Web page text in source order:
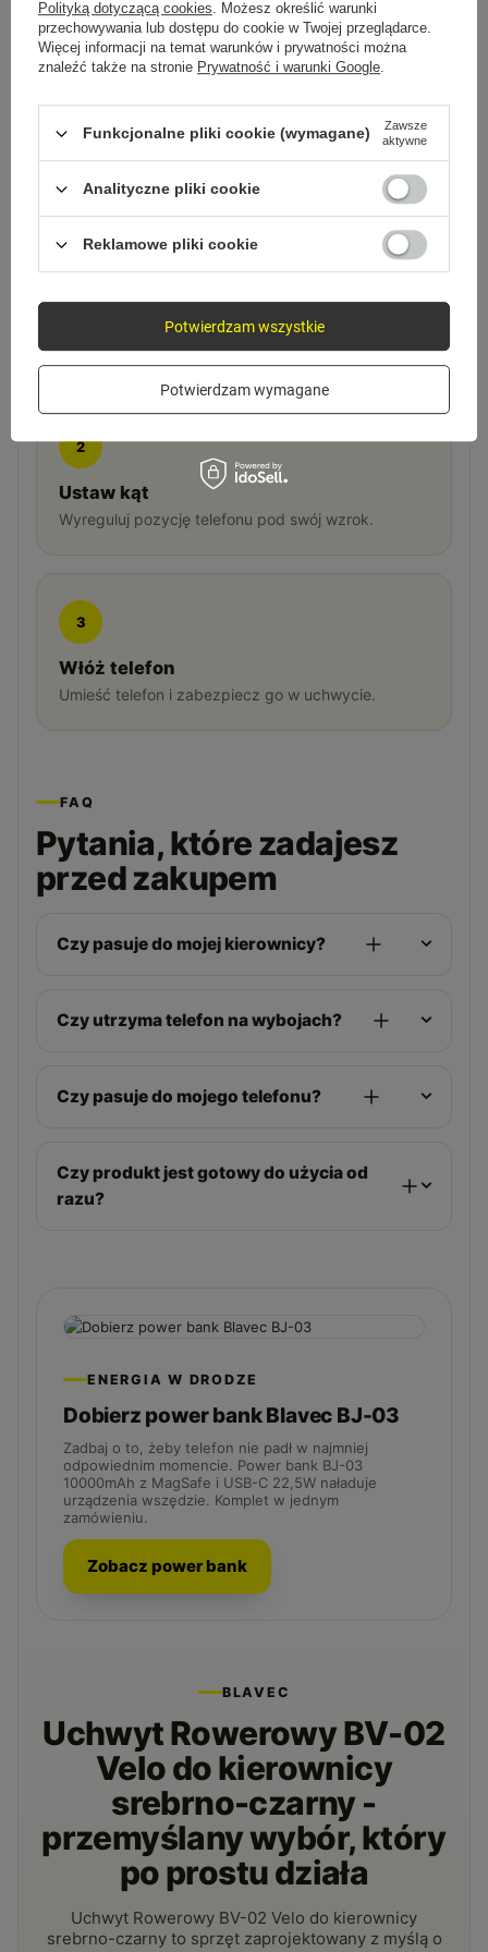
JAK ZACZĄĆ
Gotowe w kilka chwil
1
Zamocuj na kierownicy
2
Ustaw kąt
Wyreguluj pozycję telefonu pod swój wzrok.
3
Włóż telefon
Umieść telefon i zabezpiecz go w uchwycie.
FAQ
Pytania, które zadajesz
przed zakupem
Czy pasuje do mojej kierownicy?
Czy utrzyma telefon na wybojach?
Czy pasuje do mojego telefonu?
Czy produkt jest gotowy do użycia od
razu?
ENERGIA W DRODZE
Dobierz power bank Blavec BJ-03
Zadbaj o to, żeby telefon nie padł w najmniej
odpowiednim momencie. Power bank BJ-03
10000mAh z MagSafe i USB-C 22,5W naładuje
urządzenia wszędzie. Komplet w jednym
zamówieniu.
Zobacz power bank
BLAVEC
Uchwyt Rowerowy BV-02
Velo do kierownicy
srebrno-czarny -
przemyślany wybór, który
po prostu działa
Uchwyt Rowerowy BV-02 Velo do kierownicy
srebrno-czarny to sprzęt zaprojektowany z myślą o
Polityką dotyczącą cookies. Możesz określić warunki
przechowywania lub dostępu do cookie w Twojej przeglądarce.
Więcej informacji na temat warunków i prywatności można
znaleźć także na stronie Prywatność i warunki Google.
Funkcjonalne pliki cookie (wymagane)
Zawsze
aktywne
Analityczne pliki cookie
Reklamowe pliki cookie
Potwierdzam wymagane
Potwierdzam wszystkie